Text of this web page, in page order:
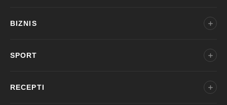
BIZNIS
SPORT
RECEPTI